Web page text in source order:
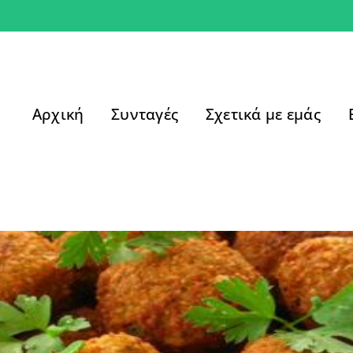
Αρχική Συνταγές Σχετικά με εμάς